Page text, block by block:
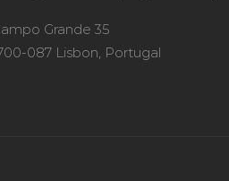
Grande 35
087 Lisbon, Portugal